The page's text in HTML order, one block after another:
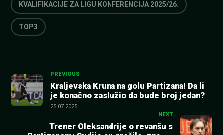
KVALIFIKACIJE ZA LIGU KONFERENCIJA 2025/26.
TOP3
Kretanje
članka
PREVIOUS
Kraljevska Kruna na golu Partizana! Da li
je konačno zaslužio da bude broj jedan?
25.07.2025.
NEXT
Trener Oleksandrije o revanšu s